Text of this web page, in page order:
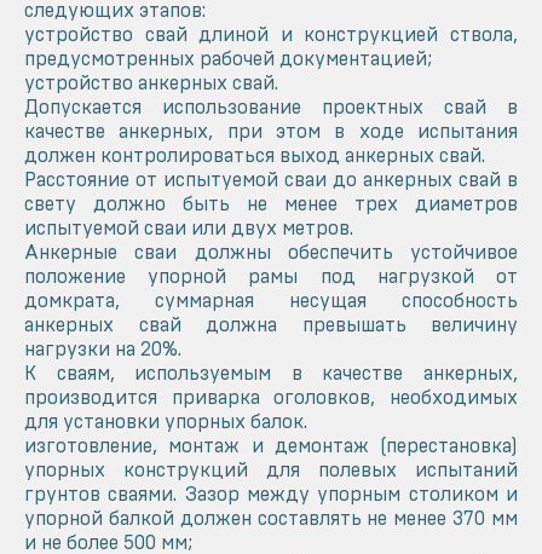
следующих этапов:
устройство свай длиной и конструкцией ствола,
предусмотренных рабочей документацией;
устройство анкерных свай.
Допускается использование проектных свай в
качестве анкерных, при этом в ходе испытания
должен контролироваться выход анкерных свай.
Расстояние от испытуемой сваи до анкерных свай в
свету должно быть не менее трех диаметров
испытуемой сваи или двух метров.
Анкерные сваи должны обеспечить устойчивое
положение упорной рамы под нагрузкой от
домкрата, суммарная несущая способность
анкерных свай должна превышать величину
нагрузки на 20%.
К сваям, используемым в качестве анкерных,
производится приварка оголовков, необходимых
для установки упорных балок.
изготовление, монтаж и демонтаж (перестановка)
упорных конструкций для полевых испытаний
грунтов сваями. Зазор между упорным столиком и
упорной балкой должен составлять не менее 370 мм
и не более 500 мм;